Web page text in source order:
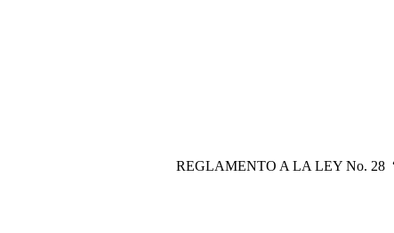
REGLAMENTO A LA LEY No. 28